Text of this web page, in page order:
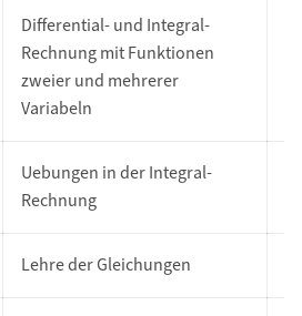
Differential- und Integral-
Rechnung mit Funktionen
zweier und mehrerer
Variabeln
Uebungen in der Integral-
Rechnung
Lehre der Gleichungen